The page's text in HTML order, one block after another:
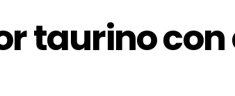
la Semana Grande Donostiarra
gastronomía y talento de la tierra en La
taurino con